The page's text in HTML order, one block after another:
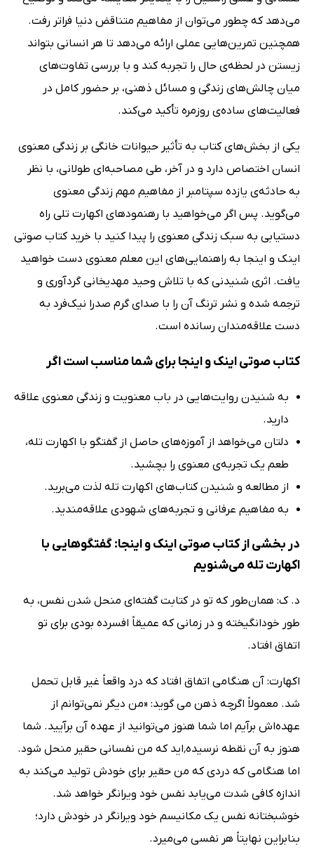
می‌دهد که چطور می‌توان از مفاهیم متناقض دنیا فراتر رفت.
همچنین تمرین‌هایی عملی ارائه می‌دهد تا هر انسانی بتواند
زیستن در لحظه‌ی حال را تجربه کند و با بررسی تفاوت‌های
میان چالش‌های زندگی و مسائل ذهنی، بر حضور کامل در
فعالیت‌های ساده‌ی روزمره تأکید می‌کند.
یکی از بخش‌های کتاب به تأثیر حیوانات خانگی بر زندگی معنوی
انسان اختصاص دارد و در آخر، طی مصاحبه‌ای طولانی، با نظر
به حادثه‌ی یازده سپتامبر از مفاهیم مهم زندگی معنوی
می‌گوید. پس اگر می‌خواهید با رهنمودهای اکهارت تلی راه
دستیابی به سبک زندگی معنوی را پیدا کنید با خرید کتاب صوتی
اینک و اینجا به راهنمایی‌های این معلم معنوی دست خواهید
یافت. اثری شنیدنی که با تلاش وحید مهدیخانی گردآوری و
ترجمه شده و نشر ترنگ آن را با صدای گرم صدرا نیک‌فرد به
دست علاقه‌مندان رسانده است.
کتاب صوتی اینک و اینجا برای شما مناسب است اگر
به شنیدن روایت‌هایی در باب معنویت و زندگی معنوی علاقه
دارید.
دلتان می‌خواهد از آموزه‌های حاصل از گفتگو با اکهارت تله،
طعم یک تجربه‌ی معنوی را بچشید.
از مطالعه و شنیدن کتاب‌های اکهارت تله لذت می‌برید.
به مفاهیم عرفانی و تجربه‌های شهودی علاقه‌مندید.
در بخشی از کتاب صوتی اینک و اینجا: گفتگوهایی با
اکهارت تله می‌شنویم
د. ک: همان‌طور که تو در کتابت گفته‌ای منحل شدن نفس، به
طور خودانگیخته و در زمانی که عمیقاً افسرده بودی برای تو
اتفاق افتاد.
اکهارت: آن هنگامی اتفاق افتاد که درد واقعاً غیر قابل تحمل
شد. معمولاً اگرچه ذهن می گوید: «من دیگر نمی‌توانم از
عهده‌اش برآیم اما شما هنوز می‌توانید از عهده آن برآیید. شما
هنوز به آن نقطه نرسیده٬اید که من نفسانی حقیر منحل شود.
اما هنگامی که دردی که من حقیر برای خودش تولید می‌کند به
اندازه کافی شدت می‌یابد نفس خود ویرانگر خواهد شد.
خوشبختانه نفس یک مکانیسم خود ویرانگر در خودش دارد؛
بنابراین نهایتاً هر نفسی می‌میرد.